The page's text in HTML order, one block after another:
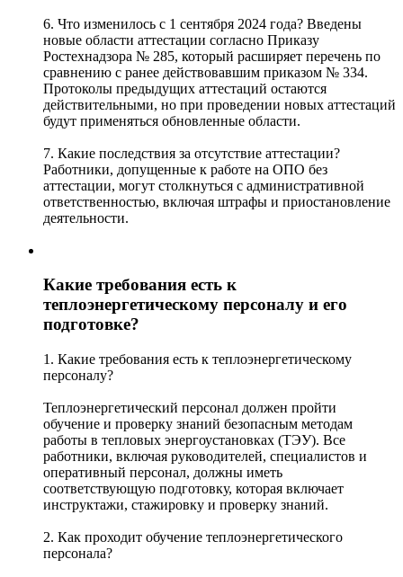
6. Что изменилось с 1 сентября 2024 года? Введены
новые области аттестации согласно Приказу
Ростехнадзора № 285, который расширяет перечень по
сравнению с ранее действовавшим приказом № 334.
Протоколы предыдущих аттестаций остаются
действительными, но при проведении новых аттестаций
будут применяться обновленные области.
7. Какие последствия за отсутствие аттестации?
Работники, допущенные к работе на ОПО без
аттестации, могут столкнуться с административной
ответственностью, включая штрафы и приостановление
деятельности.
Какие требования есть к
теплоэнергетическому персоналу и его
подготовке?
1. Какие требования есть к теплоэнергетическому
персоналу?
Теплоэнергетический персонал должен пройти
обучение и проверку знаний безопасным методам
работы в тепловых энергоустановках (ТЭУ). Все
работники, включая руководителей, специалистов и
оперативный персонал, должны иметь
соответствующую подготовку, которая включает
инструктажи, стажировку и проверку знаний.
2. Как проходит обучение теплоэнергетического
персонала?